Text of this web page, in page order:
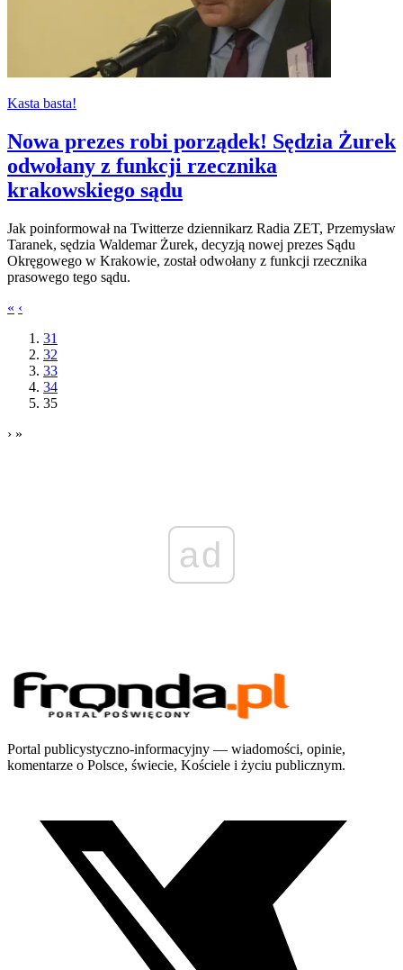
Kasta basta!
Nowa prezes robi porządek! Sędzia Żurek
odwołany z funkcji rzecznika
krakowskiego sądu
Jak poinformował na Twitterze dziennikarz Radia ZET, Przemysław
Taranek, sędzia Waldemar Żurek, decyzją nowej prezes Sądu
Okręgowego w Krakowie, został odwołany z funkcji rzecznika
prasowego tego sądu.
« ‹
31
32
33
34
35
› »
ad
Portal publicystyczno-informacyjny — wiadomości, opinie,
komentarze o Polsce, świecie, Kościele i życiu publicznym.